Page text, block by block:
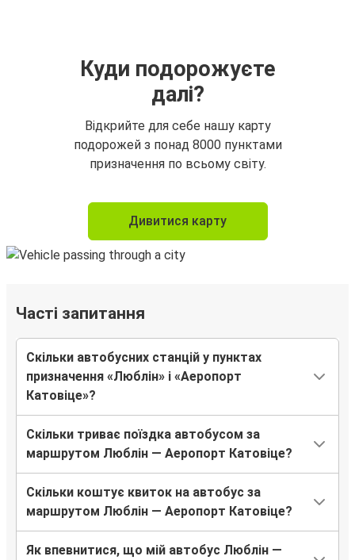
Куди подорожуєте
далі?
Відкрийте для себе нашу карту
подорожей з понад 8000 пунктами
призначення по всьому світу.
Дивитися карту
Часті запитання
Скільки автобусних станцій у пунктах
призначення «Люблін» і «Аеропорт
Катовіце»?
Скільки триває поїздка автобусом за
маршрутом Люблін — Аеропорт Катовіце?
Скільки коштує квиток на автобус за
маршрутом Люблін — Аеропорт Катовіце?
Як впевнитися, що мій автобус Люблін —